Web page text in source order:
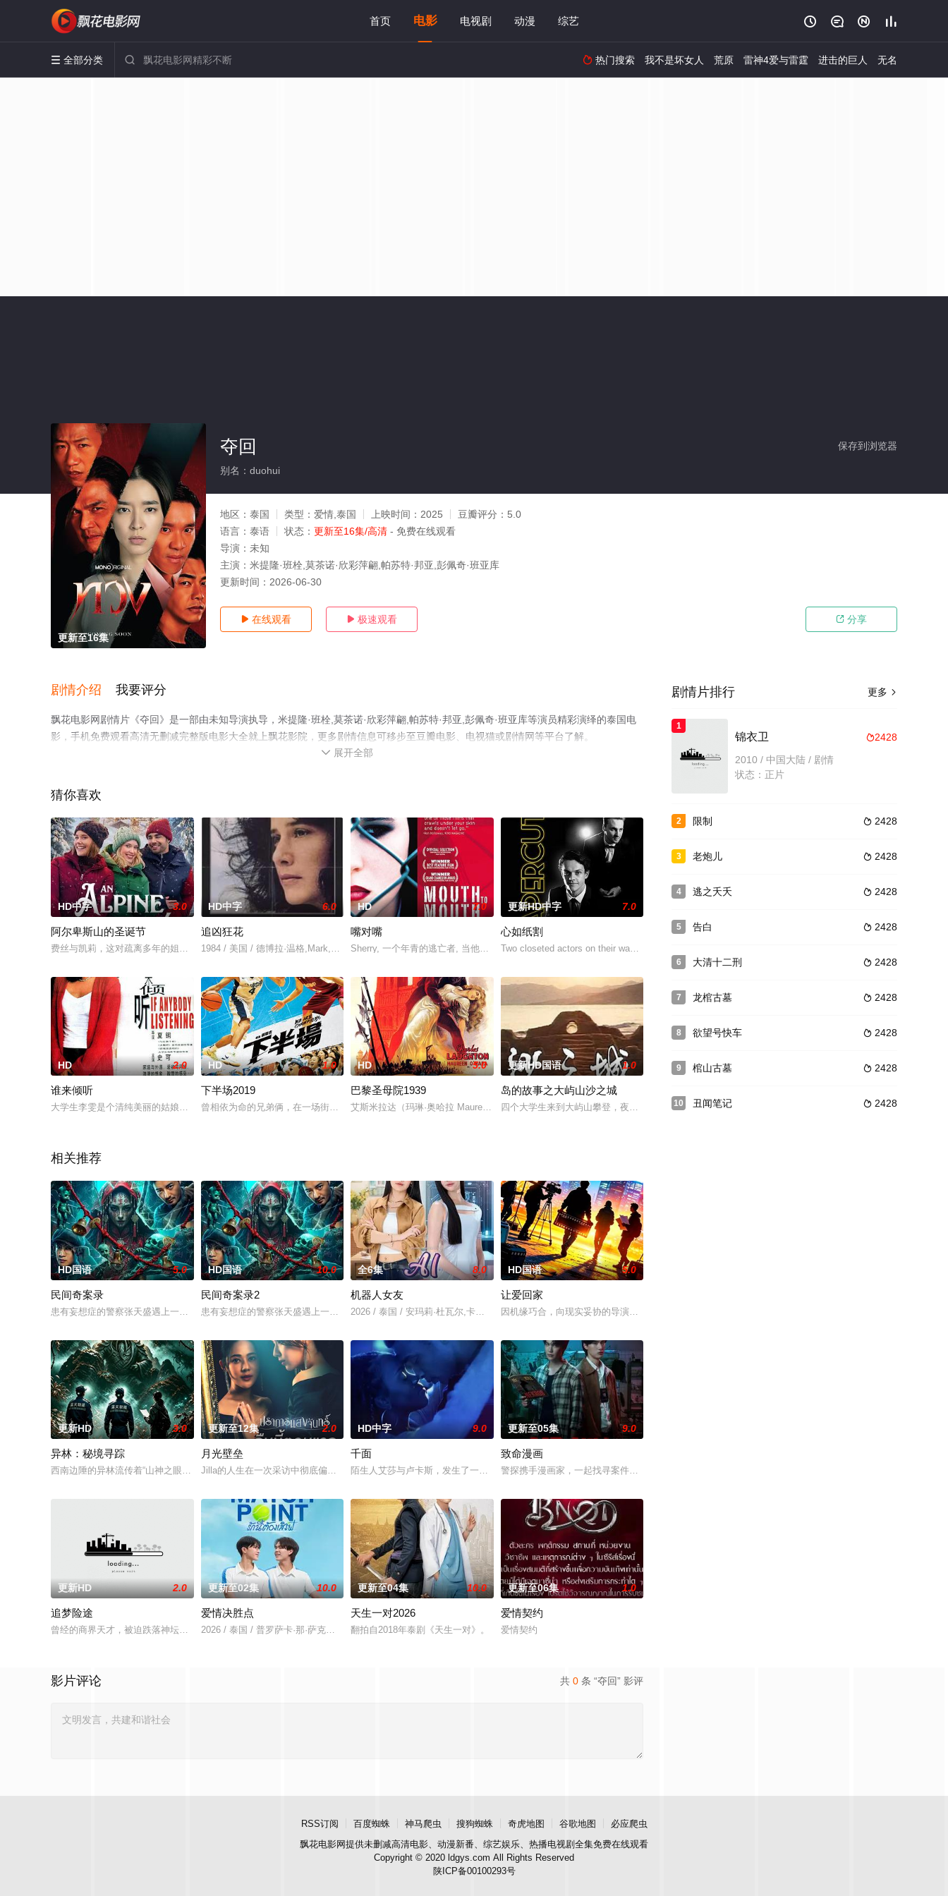
首页 电影 电视剧 动漫 综艺    
 全部分类   热门搜索 我不是坏女人 荒原 雷神4爱与雷霆 进击的巨人 无名
更新至16集
保存到浏览器
夺回
别名：duohui
地区： 泰国 类型： 爱情,泰国 上映时间： 2025 豆瓣评分： 5.0
语言： 泰语 状态： 更新至16集/高清 - 免费在线观看
导演： 未知
主演： 米提隆·班栓,莫茶诺·欣彩萍翩,帕苏特·邦亚,彭佩奇·班亚库
更新时间： 2026-06-30
 在线观看  极速观看  分享
剧情介绍 我要评分
飘花电影网剧情片《夺回》是一部由未知导演执导，米提隆·班栓,莫茶诺·欣彩萍翩,帕苏特·邦亚,彭佩奇·班亚库等演员精彩演绎的泰国电
影，手机免费观看高清无删减完整版电影大全就上飘花影院，更多剧情信息可移步至豆瓣电影、电视猫或剧情网等平台了解。
 展开全部
猜你喜欢
HD中字 3.0
阿尔卑斯山的圣诞节
费丝与凯莉，这对疏离多年的姐妹，于法兰西阿尔卑斯山的圣诞雪色中踏雪重聚，絮絮追忆祖父当年的初旅。她们珍视着重燃的手足之情，也与向导弗雷德里克之间
HD中字 6.0
追凶狂花
1984 / 美国 / 德博拉·温格,Mark,Keyloun,保罗·温菲尔德
HD 7.0
嘴对嘴
Sherry, 一个年青的逃亡者, 当他露宿在欧洲街头时,遇到了街头的激进份子团体--SPARK. 她坐着SPARK的旅行车游遍了整个欧洲,在街
更新HD中字 7.0
心如纸割
Two closeted actors on their way to their first high profile awards cere
HD 2.0
谁来倾听
大学生李雯是个清纯美丽的姑娘，她无意中介入了电视台主持人孙平的生活。孙平的家庭看似平静，他与妻子小力各自忙于自己的事业，一心挣钱，夫妻关系日渐冷
HD 1.0
下半场2019
曾相依为命的兄弟俩，在一场街头斗牛赛被篮球队教练发掘，人生就此改变。隔年，两人在HBL冠军赛重逢。曾经一无所有、相依为命的兄弟，一起踏上了梦想中
HD 5.0
巴黎圣母院1939
艾斯米拉达（玛琳·奥哈拉 Maureen O'Hara 饰）是一位善良而又迷人的吉普赛女郎，巴黎圣母院的神父克洛德（托马斯·米切尔 Th
更新HD国语 1.0
岛的故事之大屿山沙之城
四个大学生来到大屿山攀登，夜晚借宿于山间的一座寺庙，学生们在一名小和尚（张国荣 饰）的招待下，与
相关推荐
HD国语 5.0
民间奇案录
患有妄想症的警察张天盛遇上一起离奇的神像杀人事件，勘案过程中，牵引出“婴胎报仇”，“娘娘索命”等一连串妖异事件，张天盛虽被种种诡怪幻象阻碍，却坚
HD国语 10.0
民间奇案录2
患有妄想症的警察张天盛遇上一起离奇的神像杀人事件，勘案过程中，牵引出“婴胎报仇”，“娘娘索命”等一连串妖异事件，张天盛虽被种种诡怪幻象阻碍，却坚
全6集 8.0
机器人女友
2026 / 泰国 / 安玛莉·杜瓦尔,卡薇萨拉·辛普洛
HD国语 5.0
让爱回家
因机缘巧合，向现实妥协的导演朱达仁萌生拍一部《河南人在北京》电影的念头，在说服主编姚松、老乡韩战
更新HD 3.0
异林：秘境寻踪
西南边陲的异林流传着“山神之眼”的恐怖传说，生物系学生苏瑶与同学进山科考，却因遭遇飓风来袭而失联。救援副队长陈霖奉命带队深入丛林，一路用科学知识
更新至12集 2.0
月光壁垒
Jilla的人生在一次采访中彻底偏离了轨道，她采访的对象是泰国著名房地产集团继承人Khae-arun。表面看来，Khae-arun堪称完美：家世
HD中字 9.0
千面
陌生人艾莎与卢卡斯，发生了一场荒唐意外的一夜情。突如其来的警方封锁，令两人被迫困在奥克兰的公寓里，不得不朝夕共处。长夜漫漫，诡异
更新至05集 9.0
致命漫画
警探携手漫画家，一起找寻案件真相，冲破新闻的步步紧逼。
更新HD 2.0
追梦险途
曾经的商界天才，被迫跌落神坛。被那微不足道的成就麻醉过后他该如何面对现实，能改变他的命运的是谁？什么才是生命价值的真谛？面对客户苦楚无助深感无力
更新至02集 10.0
爱情决胜点
2026 / 泰国 / 普罗萨卡·那·萨克那空,克里塔农·安查纳南,哈里·奇瓦嘎隆,瓦奇拉维·让维瓦,阿玛霖·妮缇布恩,恰约隆·西岚亚堤迪,维拉育特·查苏克
更新至04集 10.0
天生一对2026
翻拍自2018年泰剧《天生一对》。
更新至06集 1.0
爱情契约
爱情契约
共 0 条 “夺回” 影评
影片评论
更多 
剧情片排行
1
2428
锦衣卫
2010 / 中国大陆 / 剧情
状态：正片
2  2428
限制
3  2428
老炮儿
4  2428
逃之夭夭
5  2428
告白
6  2428
大清十二刑
7  2428
龙棺古墓
8  2428
欲望号快车
9  2428
棺山古墓
10  2428
丑闻笔记
RSS订阅 百度蜘蛛 神马爬虫 搜狗蜘蛛 奇虎地图 谷歌地图
必应爬虫
飘花电影网提供未删减高清电影、动漫新番、综艺娱乐、热播电视剧全集免费在线观看
Copyright © 2020 ldgys.com All Rights Reserved
陕ICP备00100293号